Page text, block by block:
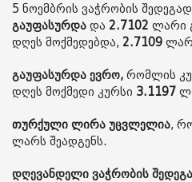
5 ნოემბრის ვაჭრობის
გაუფასურდა და 2.7102 ლარი
დღეს მოქმედებდა, 2.7109
გაუფასურდა ევრო, რომლის
დღეს მოქმედი კურსი 3.1197
თურქული ლირა უცვლელია,
ლარს შეადგენს.
დღევანდელი ვაჭრობის